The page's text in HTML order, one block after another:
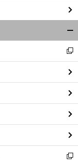
閉
る
新
し
い
ウ
ィ
ン
ド
ウ
で
開
く
新